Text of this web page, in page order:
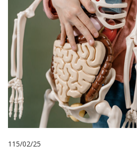
115/02/25